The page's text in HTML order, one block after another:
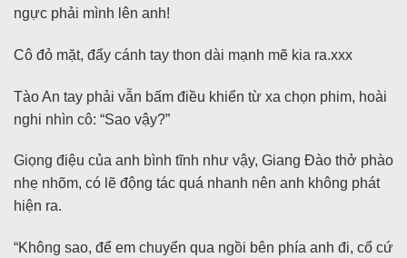
ngực phải mình lên anh!
Cô đỏ mặt, đẩy cánh tay thon dài mạnh mẽ kia ra.xxx
Tào An tay phải vẫn bấm điều khiển từ xa chọn phim, hoài
nghi nhìn cô: “Sao vậy?”
Giọng điệu của anh bình tĩnh như vậy, Giang Đào thở phào
nhẹ nhõm, có lẽ động tác quá nhanh nên anh không phát
hiện ra.
“Không sao, để em chuyển qua ngồi bên phía anh đi, cổ cứ